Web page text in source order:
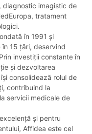
diagnostic imagistic de
tratament
în 1991 și
15 țări, deservind
investiții constante în
și dezvoltarea
consolidează rolul de
contribuind la
servicii medicale de
și pentru
Affidea este cel